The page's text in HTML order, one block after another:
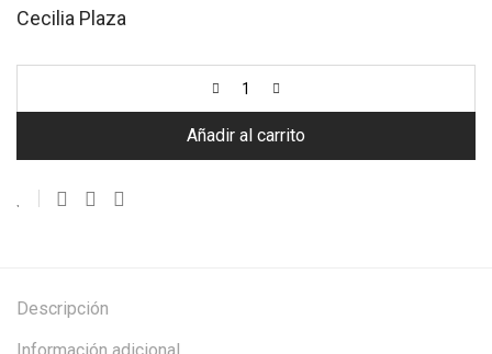
Cecilia Plaza
Añadir al carrito
Descripción